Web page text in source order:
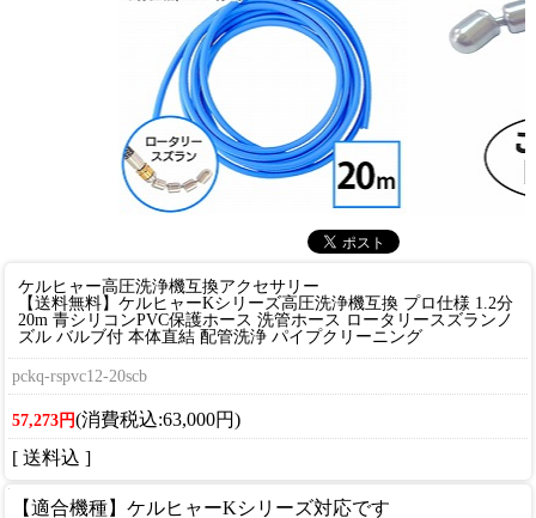
ケルヒャー高圧洗浄機互換アクセサリー
【送料無料】ケルヒャーKシリーズ高圧洗浄機互換 プロ仕様 1.2分
20m 青シリコンPVC保護ホース 洗管ホース ロータリースズランノ
ズル バルブ付 本体直結 配管洗浄 パイプクリーニング
pckq-rspvc12-20scb
57,273円(消費税込:63,000円)
[ 送料込 ]
【適合機種】ケルヒャーKシリーズ対応です